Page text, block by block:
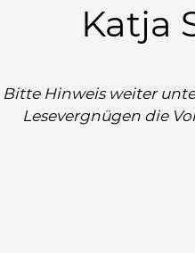
Katja
Bitte Hinweis weiter
Lesevergnügen die